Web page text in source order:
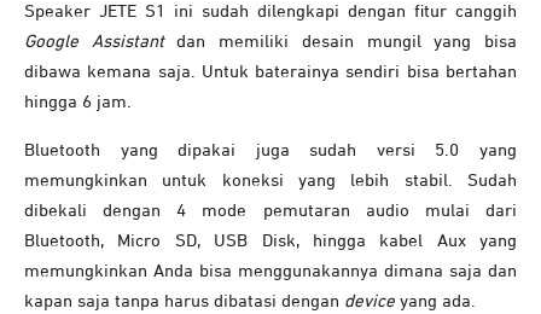
Speaker JETE S1 ini sudah dilengkapi dengan fitur canggih
Google Assistantdan memiliki desain mungil yang bisa
dibawa kemana saja. Untuk baterainya sendiri bisa bertahan
hingga 6 jam.
Bluetooth yang dipakai juga sudah versi 5.0 yang
memungkinkan untuk koneksi yang lebih stabil. Sudah
dibekali dengan 4 mode pemutaran audio mulai dari
Bluetooth, Micro SD, USB Disk, hingga kabel Aux yang
memungkinkan Anda bisa menggunakannya dimana saja dan
kapan saja tanpa harus dibatasi dengan device yang ada.